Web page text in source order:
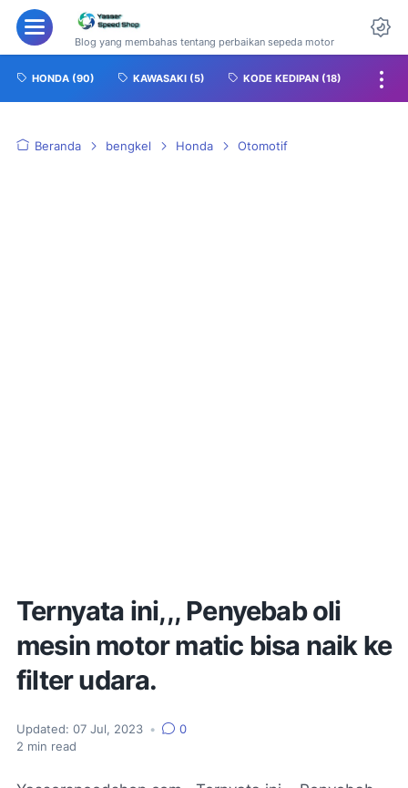
Blog yang membahas tentang perbaikan sepeda motor
HONDA (90) KAWASAKI (5) KODE KEDIPAN (18)
Beranda bengkel Honda Otomotif
Ternyata ini,,, Penyebab oli
mesin motor matic bisa naik ke
filter udara.
Updated: 07 Jul, 2023 •
0
2 min read